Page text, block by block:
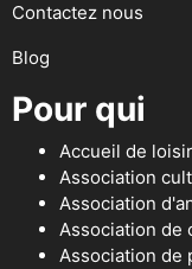
Contactez nous
Blog
Pour qui
Accueil de loisir
Association
Association
Association de
Association de